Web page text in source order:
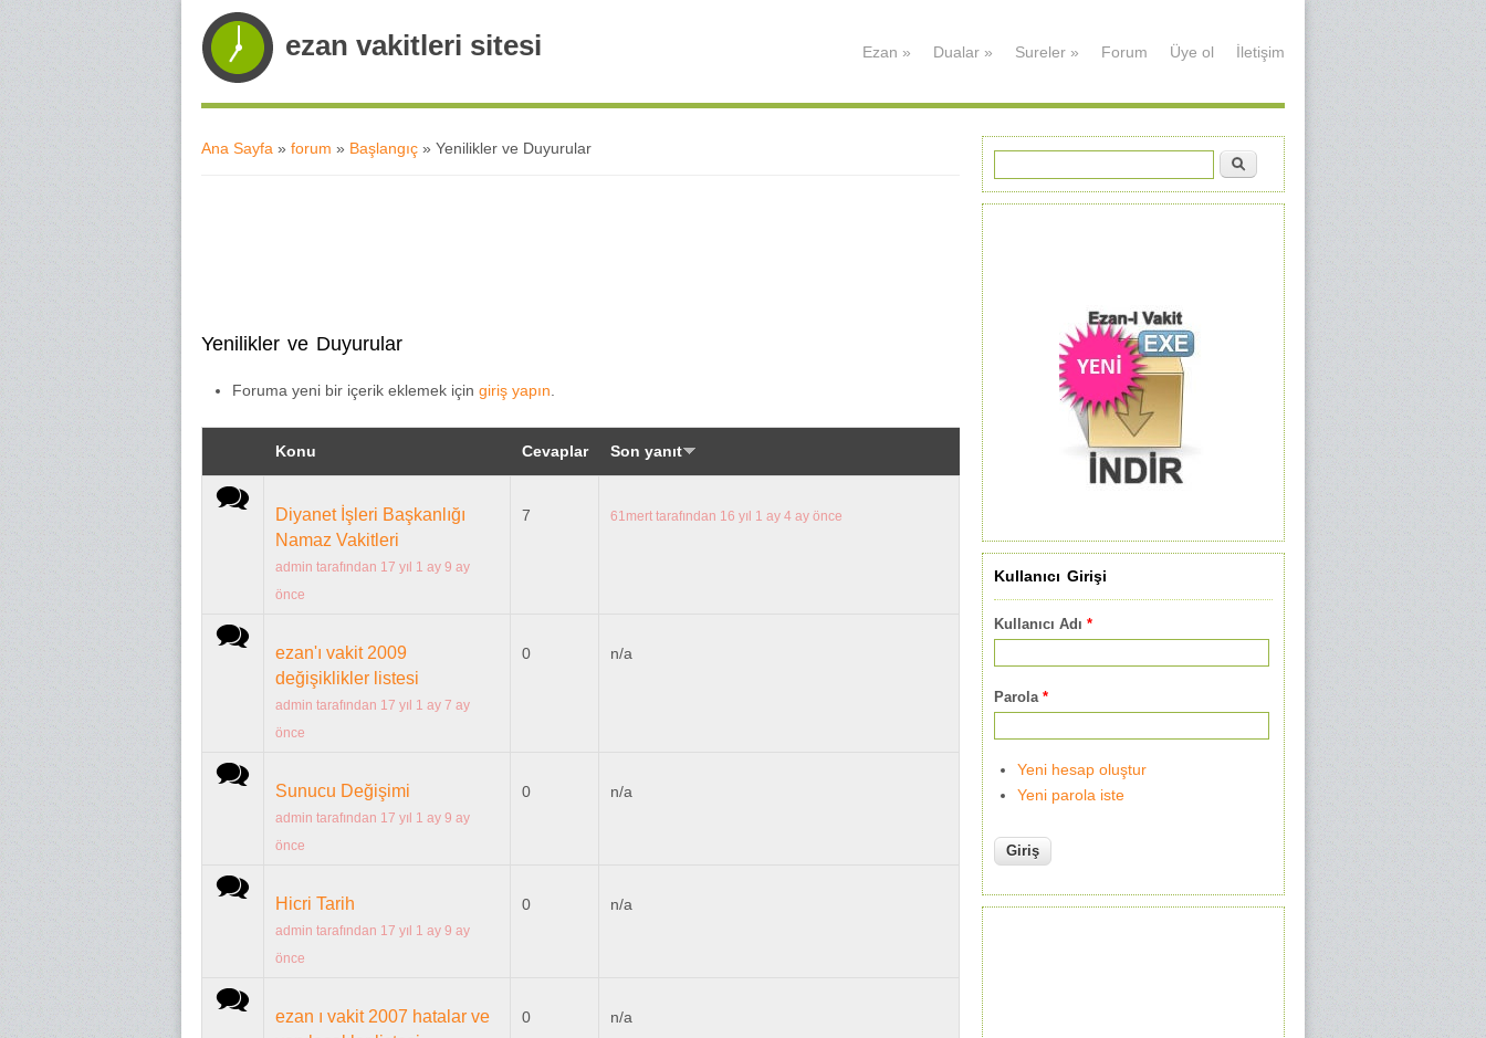
ezan vakitleri sitesi Ezan » Dualar » Sureler » Forum Üye ol İletişim
Ana Sayfa » forum » Başlangıç » Yenilikler ve Duyurular
Yenilikler ve Duyurular
Foruma yeni bir içerik eklemek için giriş yapın
Konu Cevaplar Son yanıt
Normal konu
Diyanet İşleri Başkanlığı
Namaz Vakitleri
admin tarafından 17 yıl 1 ay 9 ay
önce
7 61mert tarafından 16 yıl 1 ay 4 ay önce
Normal konu
ezan'ı vakit 2009
değişiklikler listesi
admin tarafından 17 yıl 1 ay 7 ay
önce
0 n/a
Normal konu
Sunucu Değişimi
admin tarafından 17 yıl 1 ay 9 ay
önce
0 n/a
Normal konu
Hicri Tarih
admin tarafından 17 yıl 1 ay 9 ay
önce
0 n/a
Normal konu
ezan ı vakit 2007 hatalar ve
0 n/a
Arama formu
Ara
Kullanıcı Girişi
Kullanıcı Adı *
Parola *
Yeni hesap oluştur
Yeni parola iste